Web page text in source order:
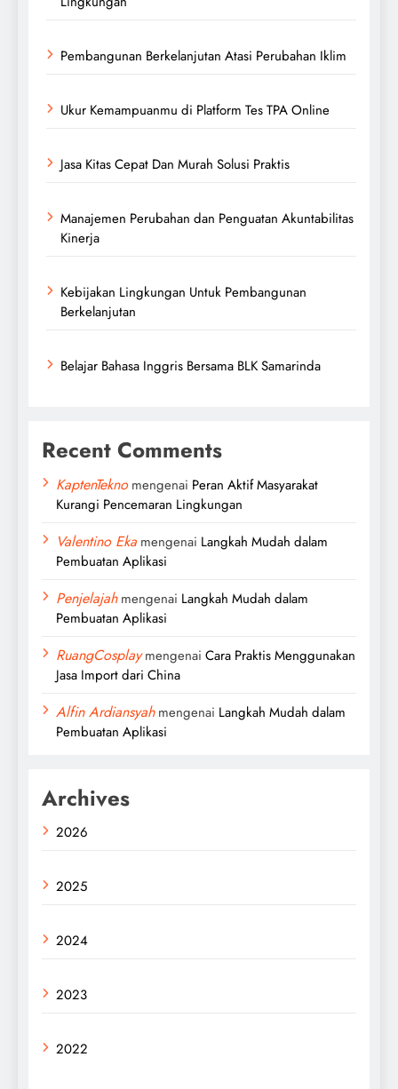
Pembangunan Berkelanjutan Atasi Perubahan Iklim
Ukur Kemampuanmu di Platform Tes TPA Online
Jasa Kitas Cepat Dan Murah Solusi Praktis
Manajemen Perubahan dan Penguatan Akuntabilitas
Kinerja
Kebijakan Lingkungan Untuk Pembangunan
Berkelanjutan
Belajar Bahasa Inggris Bersama BLK Samarinda
Recent Comments
KaptenTeknomengenai Peran Aktif Masyarakat
Kurangi Pencemaran Lingkungan
Valentino Eka mengenai Langkah Mudah dalam
Pembuatan Aplikasi
Penjelajahmengenai Langkah Mudah dalam
Pembuatan Aplikasi
RuangCosplaymengenai Cara Praktis Menggunakan
Jasa Import dari China
Alfin Ardiansyahmengenai Langkah Mudah dalam
Pembuatan Aplikasi
Archives
2026
2025
2024
2023
2022